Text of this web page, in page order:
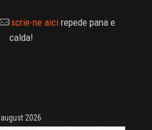
scrie-ne aici repede pana e
calda!
august 2026